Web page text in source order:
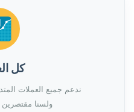
كل
ندعم جميع العملات
ولسنا مقتصرين